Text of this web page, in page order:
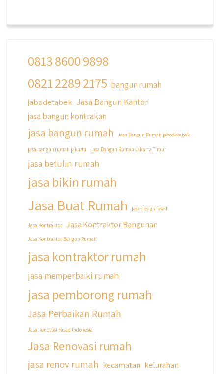
0813 8600 9898
0821 2289 2175 bangun rumah
jabodetabek Jasa Bangun Kantor
jasa bangun kontrakan
jasa bangun rumah Jasa Bangun Rumah jabodetabek
jasa bangun rumah jakarta Jasa Bangun Rumah Jakarta Timur
jasa betulin rumah
jasa bikin rumah
Jasa Buat Rumah jasa design fasad
Jasa Kontraktor Jasa Kontraktor Bangunan
Jasa Kontraktor Bangun Rumah
jasa kontraktor rumah
jasa memperbaiki rumah
jasa pemborong rumah
Jasa Perbaikan Rumah
Jasa Renovasi Fasad Indonesia
Jasa Renovasi rumah
jasa renov rumah kecamatan kelurahan